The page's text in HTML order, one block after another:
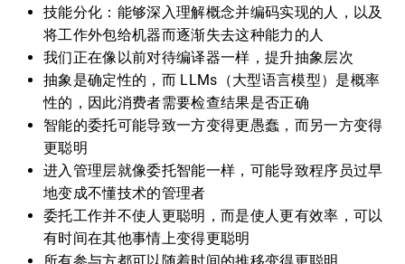
技能分化：能够深入理解概念并编码实现的人，以及
将工作外包给机器而逐渐失去这种能力的人
我们正在像以前对待编译器一样，提升抽象层次
抽象是确定性的，而 LLMs（大型语言模型）是概率
性的，因此消费者需要检查结果是否正确
智能的委托可能导致一方变得更愚蠢，而另一方变得
更聪明
进入管理层就像委托智能一样，可能导致程序员过早
地变成不懂技术的管理者
委托工作并不使人更聪明，而是使人更有效率，可以
有时间在其他事情上变得更聪明